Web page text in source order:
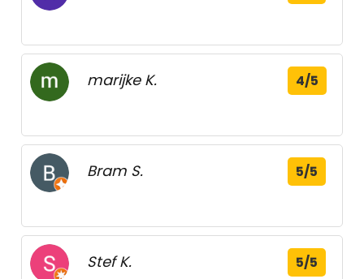
marijke K. 4/5
Bram S. 5/5
Stef K. 5/5